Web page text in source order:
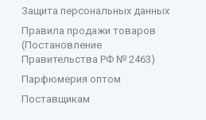
Защита персональных данных
Правила продажи товаров
(Постановление
Правительства РФ № 2463)
Парфюмерия оптом
Поставщикам